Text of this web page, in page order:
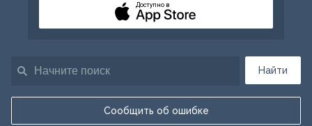
Найти
Сообщить об ошибке
Доступно в